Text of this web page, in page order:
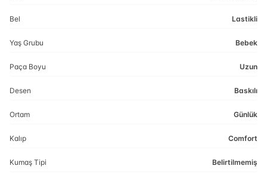
Bel Lastikli
Yaş Grubu Bebek
Paça Boyu Uzun
Desen Baskılı
Ortam Günlük
Kalıp Comfort
Kumaş Tipi Belirtilmemiş